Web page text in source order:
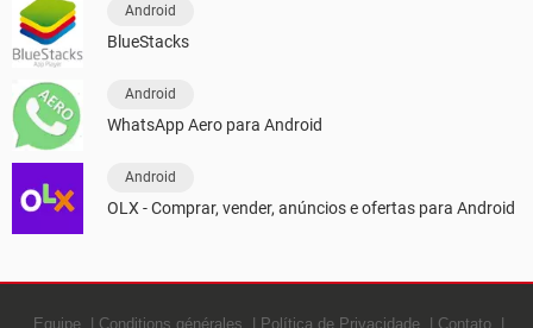
Android
BlueStacks
Android
WhatsApp Aero para Android
Android
OLX - Comprar, vender, anúncios e ofertas para Android
Equipe Conditions générales Política de Privacidade Contato